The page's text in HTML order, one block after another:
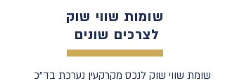
שומות שווי שוק
לצרכים שונים
שומת שווי שוק לנכס מקרקעין נערכת בד"כ